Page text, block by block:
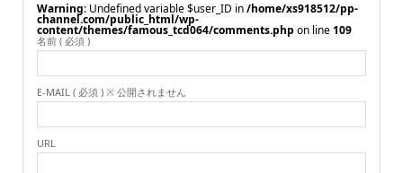
Warning : Undefined variable $user_ID in/home/xs918512/pp-
channel.com/public_html/wp-
content/themes/famous_tcd064/comments.php on line109
名前 ( 必須 )
E-MAIL ( 必須 ) ※ 公開されません
URL